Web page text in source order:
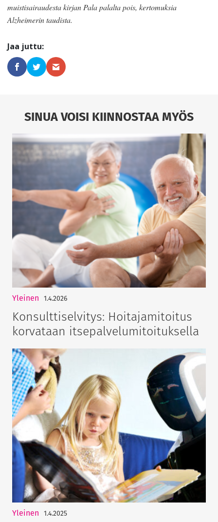
muistisairaudesta kirjan Pala palalta pois, kertomuksia
Alzheimerin taudista.
SINUA VOISI KIINNOSTAA MYÖS
Yleinen 1.4.2026
Konsulttiselvitys: Hoitajamitoitus
korvataan itsepalvelumitoituksella
Yleinen 1.4.2025